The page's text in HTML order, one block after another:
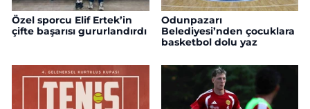
Özel sporcu Elif Ertek’in
çifte başarısı gururlandırdı
Odunpazarı
Belediyesi’nden çocuklara
basketbol dolu yaz